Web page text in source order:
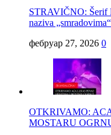
STRAVIČNO: Šerif
naziva
фебруар 27, 2026 0
OTKRIVAMO:
MOSTARU